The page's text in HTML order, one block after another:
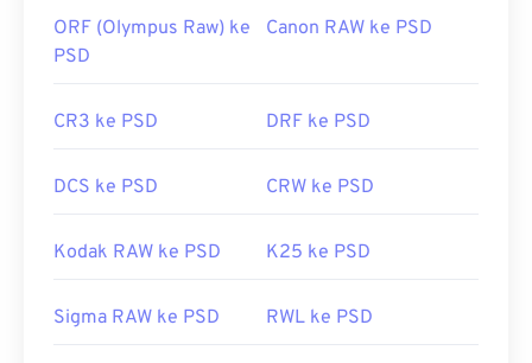
https://www.lifewire.com/psd-file-2622194
ORF (Olympus Raw) ke
PSD
Canon RAW ke PSD
CR3 ke PSD DRF ke PSD
DCS ke PSD CRW ke PSD
Kodak RAW ke PSD K25 ke PSD
Sigma RAW ke PSD RWL ke PSD